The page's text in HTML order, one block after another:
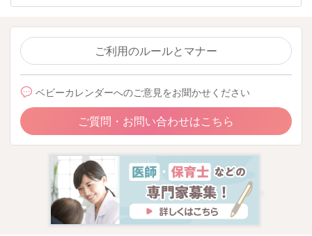
ご利用のルールとマナー
ベビーカレンダーへのご意見をお聞かせください
ご質問・お問い合わせはこちら